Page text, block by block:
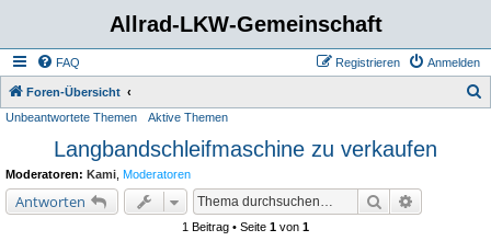
Allrad-LKW-Gemeinschaft
FAQ Anmelden
Registrieren
Foren-Übersicht
Unbeantwortete Themen Aktive Themen
Langbandschleifmaschine zu verkaufen
Moderatoren: Kami Moderatoren
Antworten Suche
1 Beitrag • Seite 1 von 1